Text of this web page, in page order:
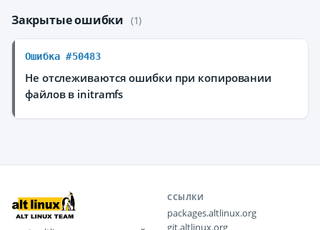
Закрытые ошибки (1)
Ошибка #50483
Не отслеживаются ошибки при копировании
файлов в initramfs
ССЫЛКИ
packages.altlinux.org
git.altlinux.org